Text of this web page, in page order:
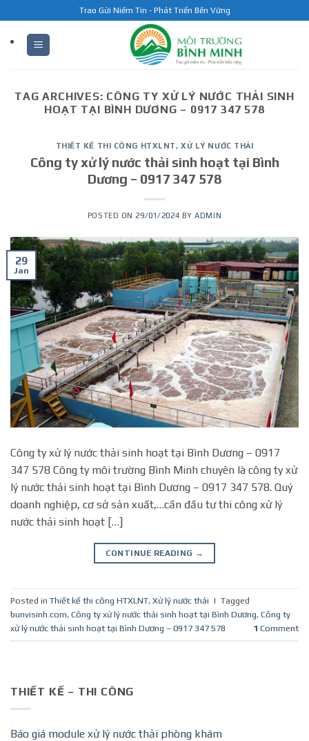
to
content
Trao Gửi Niềm Tin - Phát Triển Bền Vững
TAG ARCHIVES: CÔNG TY XỬ LÝ NƯỚC THẢI SINH
HOẠT TẠI BÌNH DƯƠNG – 0917 347 578
THIẾT KẾ THI CÔNG HTXLNT,XỬ LÝ NƯỚC THẢI
Công ty xử lý nước thải sinh hoạt tại Bình
Dương – 0917 347 578
POSTED ON 29/01/2024 BYADMIN
29
Jan
Công ty xử lý nước thải sinh hoạt tại Bình Dương – 0917
347 578 Công ty môi trường Bình Minh chuyên là công ty xử
lý nước thải sinh hoạt tại Bình Dương – 0917 347 578. Quý
doanh nghiệp, cơ sở sản xuất,…cần đầu tư thi công xử lý
nước thải sinh hoạt […]
CONTINUE READING →
Posted in Thiết kế thi công HTXLNT, Xử lý nước thải | Tagged
bunvisinh.com, Công ty xử lý nước thải sinh hoạt tại Bình Dương, Công ty
xử lý nước thải sinh hoạt tại Bình Dương – 0917 347 578
1 Comment
THIẾT KẾ – THI CÔNG
Báo giá module xử lý nước thải phòng khám